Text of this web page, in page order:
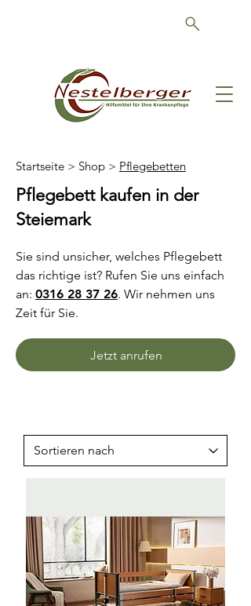
Startseite > Shop > Pflegebetten
Pflegebett kaufen in der
Steiemark
Sie sind unsicher, welches Pflegebett
das richtige ist? Rufen Sie uns einfach
an: 0316 28 37 26. Wir nehmen uns
Zeit für Sie.
Jetzt anrufen